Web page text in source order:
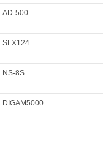
AD-500
SLX124
NS-8S
DIGAM5000